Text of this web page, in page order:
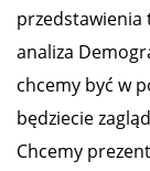
przedstawienia
analiza
chcemy być w
będziecie
Chcemy